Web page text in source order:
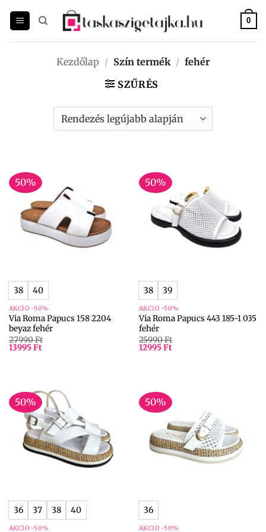
0
Kezdőlap / Szín termék / fehér
SZŰRÉS
50%
38 40
AKCIÓ -50%
Via Roma Papucs 158 2204
beyaz fehér
27990Ft
13995Ft
50%
38 39
AKCIÓ -50%
Via Roma Papucs 443 185-1 035
fehér
25990Ft
12995Ft
50%
36 37 38 40
AKCIÓ -50%
50%
36
AKCIÓ -50%